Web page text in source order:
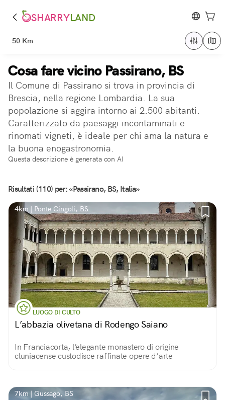
SHARRYLAND
50 Km
Cosa fare vicino Passirano, BS
Il Comune di Passirano si trova in provincia di
Brescia, nella regione Lombardia. La sua
popolazione si aggira intorno ai 2.500 abitanti.
Caratterizzato da paesaggi incontaminati e
rinomati vigneti, è ideale per chi ama la natura e
la buona enogastronomia.
Questa descrizione è generata con AI
Risultati (110) per: «Passirano, BS, Italia»
4km | Ponte Cingoli, BS
LUOGO DI CULTO
L’abbazia olivetana di Rodengo Saiano
In Franciacorta, l’elegante monastero di origine
cluniacense custodisce raffinate opere d’arte
7km | Gussago, BS